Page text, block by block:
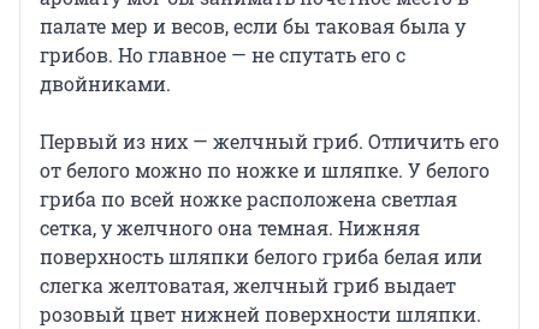
палате мер и весов, если бы таковая была у
грибов. Но главное — не спутать его с
двойниками.
Первый из них — желчный гриб. Отличить его
от белого можно по ножке и шляпке. У белого
гриба по всей ножке расположена светлая
сетка, у желчного она темная. Нижняя
поверхность шляпки белого гриба белая или
слегка желтоватая, желчный гриб выдает
розовый цвет нижней поверхности шляпки.